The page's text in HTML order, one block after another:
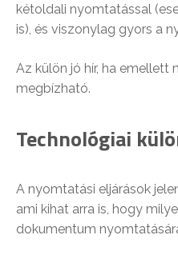
kétoldali nyomtatással
is), és viszonylag gyors a
Az külön jó hír, ha emellett
megbízható.
Technológiai
A nyomtatási eljárások
ami kihat arra is, hogy
dokumentum